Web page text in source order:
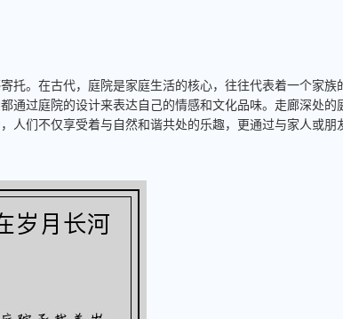
托。在古代，庭院是家庭生活的核心，往往代表着一个家族
通过庭院的设计来表达自己的情感和文化品味。走廊深处的
人们不仅享受着与自然和谐共处的乐趣，更通过与家人或朋